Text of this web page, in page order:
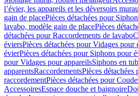
l’évier, les appareils et les déversoirs
gain de placePièces détachées pour
lavabo, modèle gain de placePièces
détachées pour Raccordements de lavabo
éviersPièces détachées pour Vidages pour
évierPièces détachées pour Siphons pour
pour Vidages pour appareilsSiphons en
apparentsRaccordementsPièces
raccordementPièces détachées pour
AccessoiresEspace douche et baignoire